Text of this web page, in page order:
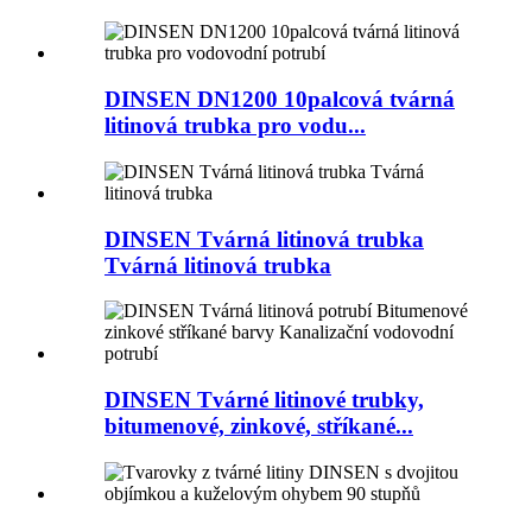
DINSEN DN1200 10palcová tvárná
litinová trubka pro vodu...
DINSEN Tvárná litinová trubka
Tvárná litinová trubka
DINSEN Tvárné litinové trubky,
bitumenové, zinkové, stříkané...